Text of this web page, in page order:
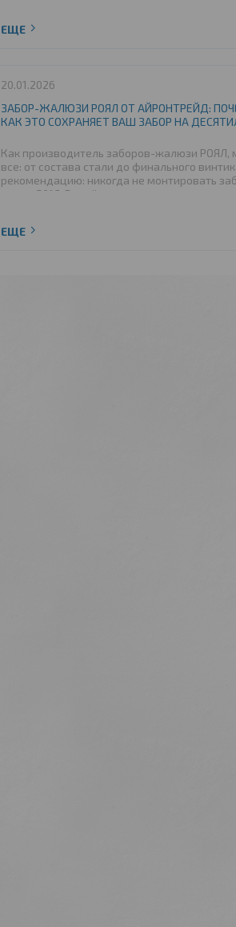
деревянных беседок по цене, качеству и...
20.01.2026
ЗАБОР-ЖАЛЮЗИ РОЯЛ ОТ АЙРОНТРЕЙД:
КАК ЭТО СОХРАНЯЕТ ВАШ ЗАБОР НА
Как производитель заборов-жалюзи
все: от состава стали до финального
рекомендацию: никогда не монтировать
ниже -20°C. В этой статье мы не просто
гарантирует, что ваш забор переживет...